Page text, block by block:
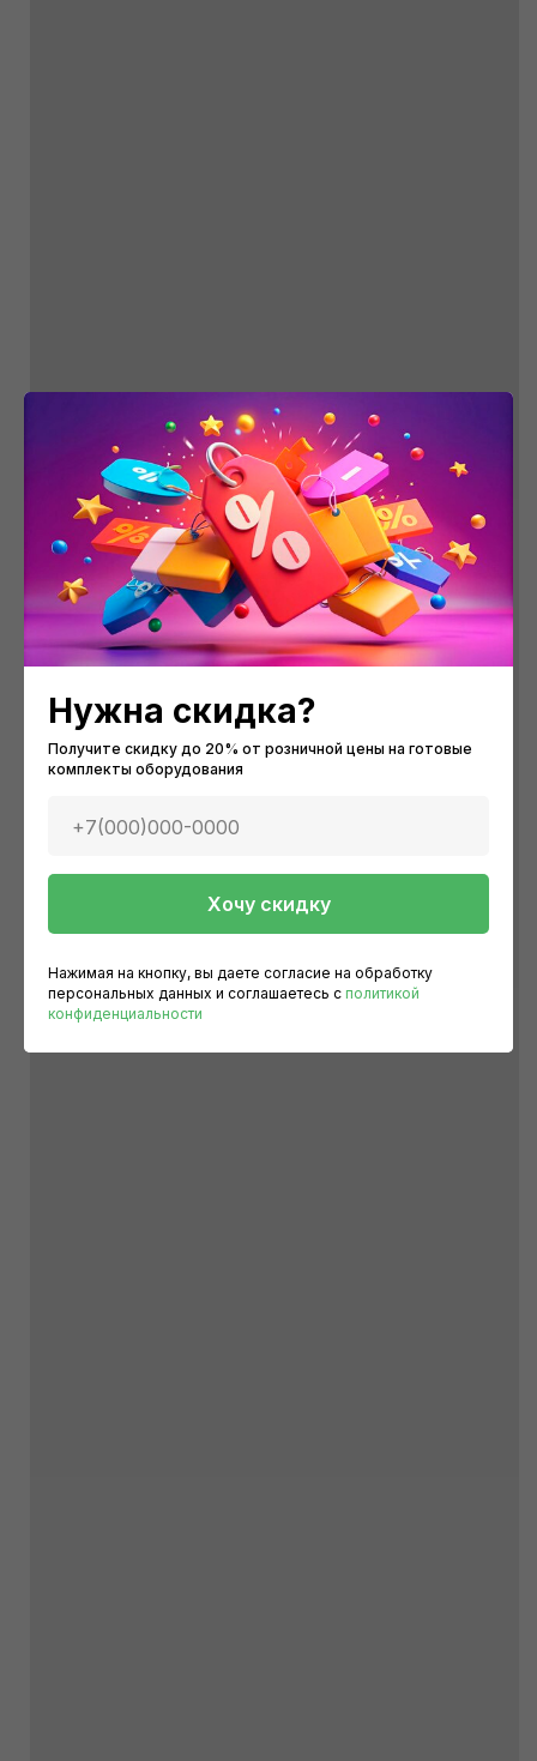
Нужна скидка?
Получите скидку до 20% от розничной цены на готовые
комплекты оборудования
+7(000)000-0000
Хочу скидку
Нажимая на кнопку, вы даете согласие на обработку
персональных данных и соглашаетесь c политикой
конфиденциальности